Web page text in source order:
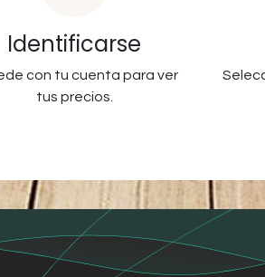
Identificarse
con tu cuenta para ver
tus precios.